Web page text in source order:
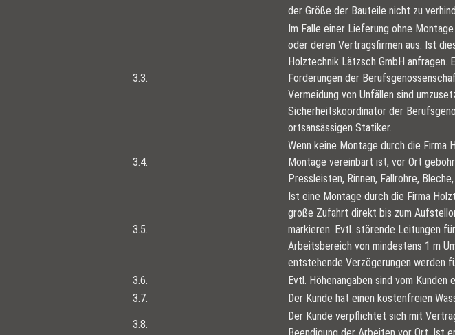
der Größe der Bauteile nicht zu
3.3.
Im Falle einer Lieferung ohne
oder deren Vertragsfirmen aus. Ist
Holztechnik Lätzsch GmbH anfragen.
Forderungen der
Vermeidung von Unfällen sind
Sicherheitskoordinator der
ortsansässigen Statiker.
3.4.
Wenn keine Montage durch die Firma
Montage vereinbart ist, vor Ort
Pressleisten, Rinnen, Fallrohre,
3.5.
Ist eine Montage durch die Firma
große Zufahrt direkt bis zum
markieren. Evtl. störende Leitungen
Arbeitsbereich von mindestens 1 m
entstehende Verzögerungen werden
3.6.
Evtl. Höhenangaben sind vom Kunden
3.7.
Der Kunde hat einen kostenfreien
3.8.
Der Kunde verpflichtet sich mit